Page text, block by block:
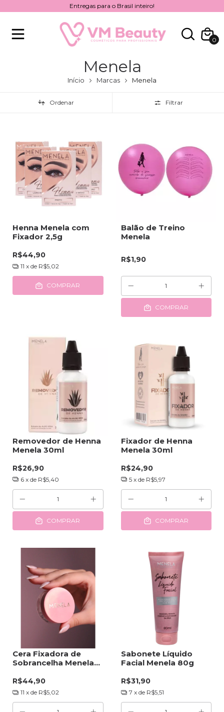
Entregas para o Brasil inteiro!
0
Menela
Início Marcas Menela
Ordenar Filtrar
Henna Menela com
Fixador 2,5g
R$44,90
11 x de R$5,02
COMPRAR
Balão de Treino
Menela
R$1,90
COMPRAR
Removedor de Henna
Menela 30ml
R$26,90
6 x de R$5,40
COMPRAR
Fixador de Henna
Menela 30ml
R$24,90
5 x de R$5,97
COMPRAR
Cera Fixadora de
Sobrancelha Menela
R$44,90
11 x de R$5,02
Sabonete Líquido
Facial Menela 80g
R$31,90
7 x de R$5,51